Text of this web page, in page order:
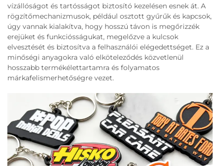
vízállóságot és tartósságot biztosító kezelésen esnek át. A
rögzítőmechanizmusok, például osztott gyűrűk és kapcsok,
úgy vannak kialakítva, hogy hosszú távon is megőrizzék
erejüket és funkciósságukat, megelőzve a kulcsok
elvesztését és biztosítva a felhasználói elégedettséget. Ez a
minőségi anyagokra való elköteleződés közvetlenül
hosszabb termékélettartamra és folyamatos
márkafelismerhetőségre vezet.